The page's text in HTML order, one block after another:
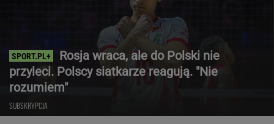
Rosja wraca, ale do Polski nie
przyleci. Polscy siatkarze reagują. "Nie
rozumiem"
SUBSKRYPCJA